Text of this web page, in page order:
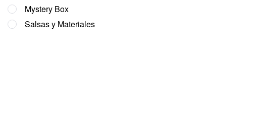
Mystery Box
Salsas y Materiales